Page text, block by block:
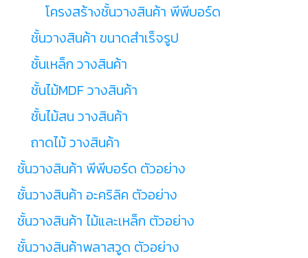
โครงสร้างชั้นวางสินค้า พีพีบอร์ด
ชั้นวางสินค้า ขนาดสำเร็จรูป
ชั้นเหล็ก วางสินค้า
ชั้นไม้MDF วางสินค้า
ชั้นไม้สน วางสินค้า
ถาดไม้ วางสินค้า
ชั้นวางสินค้า พีพีบอร์ด ตัวอย่าง
ชั้นวางสินค้า อะคริลิค ตัวอย่าง
ชั้นวางสินค้า ไม้และเหล็ก ตัวอย่าง
ชั้นวางสินค้าพลาสวูด ตัวอย่าง